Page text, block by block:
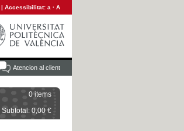
| Accessibilitat: a · A
Atencion al client
0 items
Subtotal: 0,00 €